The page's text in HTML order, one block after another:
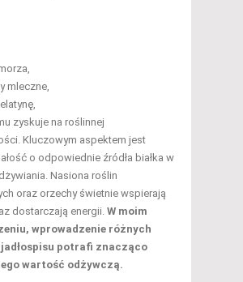
mleczne,
zyskuje na roślinnej
Kluczowym aspektem jest
o odpowiednie źródła białka w
Nasiona roślin
oraz orzechy świetnie wspierają
dostarczają energii.W moim
wprowadzenie różnych
jadłospisu potrafi znacząco
wartość odżywczą.